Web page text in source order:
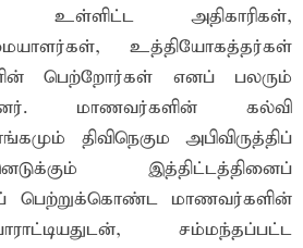
உள்ளிட்ட அதிகாரிகள்,
உத்தியோகத்தர்கள்
பெற்றோர்கள் எனப் பலரும்
மாணவர்களின் கல்வி
திவிநெகும அபிவிருத்திப்
இத்திட்டத்தினைப்
பெற்றுக்கொண்ட மாணவர்களின்
சம்மந்தப்பட்ட